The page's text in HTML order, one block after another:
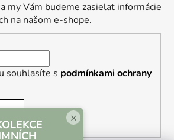
my Vám budeme zasielať informácie
na našom e-shope.
souhlasíte s podmínkami ochrany
×